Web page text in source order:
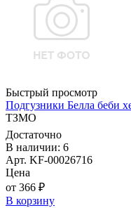
Быстрый просмотр
Подгузники Белла беби
ТЗМО
Достаточно
В наличии: 6
Арт. KF-00026716
Цена
от 366 ₽
В корзину